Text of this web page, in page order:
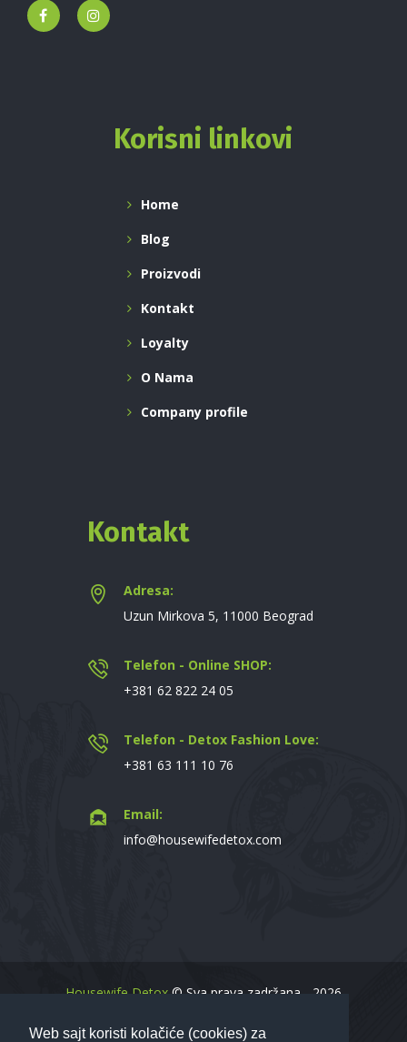
Web sajt koristi kolačiće (cookies) za
Korisni linkovi
Home
Blog
Proizvodi
Kontakt
Loyalty
O Nama
Company profile
Kontakt
Adresa:
Uzun Mirkova 5, 11000 Beograd
Telefon - Online SHOP:
+381 62 822 24 05
Telefon - Detox Fashion Love:
+381 63 111 10 76
Email:
info@housewifedetox.com
Housewife Detox © Sva prava zadržana - 2026